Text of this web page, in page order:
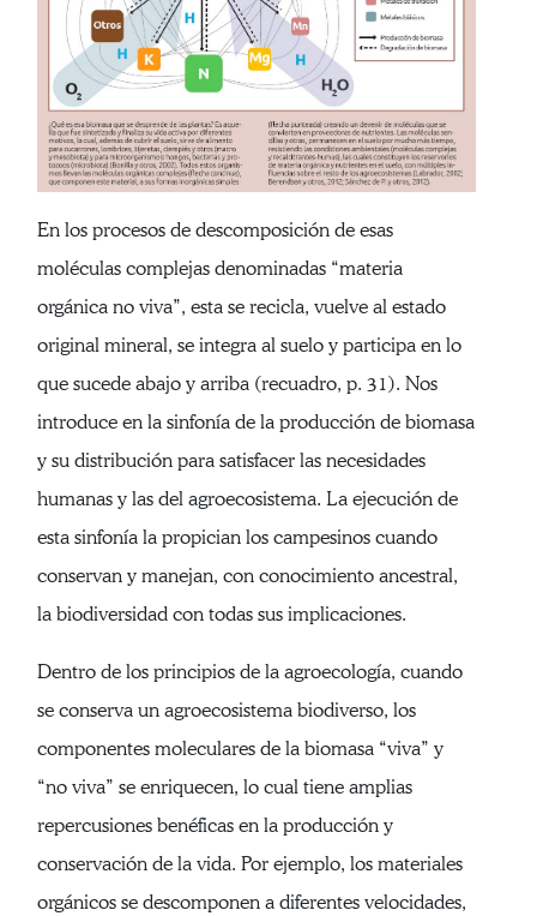
En los procesos de descomposición de esas
moléculas complejas denominadas “materia
orgánica no viva”, esta se recicla, vuelve al estado
original mineral, se integra al suelo y participa en lo
que sucede abajo y arriba (recuadro, p. 31). Nos
introduce en la sinfonía de la producción de biomasa
y su distribución para satisfacer las necesidades
humanas y las del agroecosistema. La ejecución de
esta sinfonía la propician los campesinos cuando
conservan y manejan, con conocimiento ancestral,
la biodiversidad con todas sus implicaciones.
Dentro de los principios de la agroecología, cuando
se conserva un agroecosistema biodiverso, los
componentes moleculares de la biomasa “viva” y
“no viva” se enriquecen, lo cual tiene amplias
repercusiones benéficas en la producción y
conservación de la vida. Por ejemplo, los materiales
orgánicos se descomponen a diferentes velocidades,